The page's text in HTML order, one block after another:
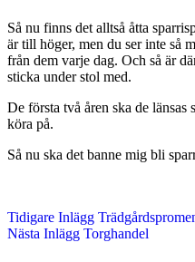
Så nu finns det alltså åtta
är till höger, men du ser inte så
från dem varje dag. Och så är
sticka under stol med.
De första två åren ska de länsas
köra på.
Så nu ska det banne mig bli
Tidigare Inlägg
Nästa Inlägg Torghandel